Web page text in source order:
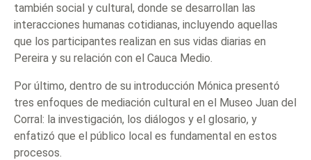
también social y cultural, donde se desarrollan las
interacciones humanas cotidianas, incluyendo aquellas
que los participantes realizan en sus vidas diarias en
Pereira y su relación con el Cauca Medio.
Por último, dentro de su introducción Mónica presentó
tres enfoques de mediación cultural en el Museo Juan del
Corral: la investigación, los diálogos y el glosario, y
enfatizó que el público local es fundamental en estos
procesos.